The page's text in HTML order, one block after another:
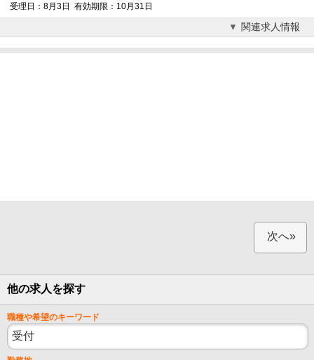
受理日：8月3日 有効期限：10月31日
関連求人情報
次へ»
他の求人を探す
職種や希望のキーワード